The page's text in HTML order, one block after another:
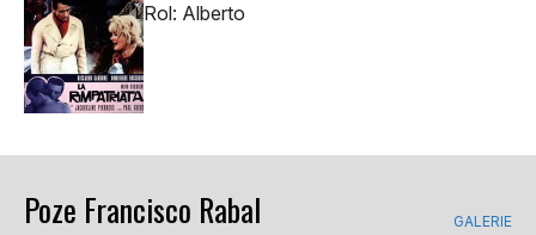
Rol: Alberto
Poze Francisco Rabal GALERIE